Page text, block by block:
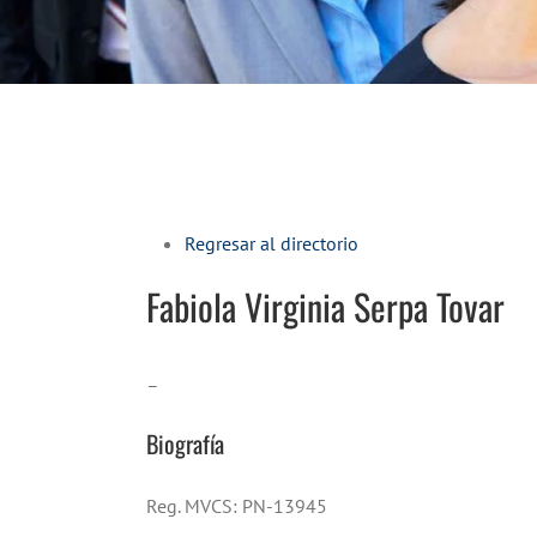
Regresar al directorio
Fabiola Virginia Serpa Tovar
–
Biografía
Reg. MVCS: PN-13945